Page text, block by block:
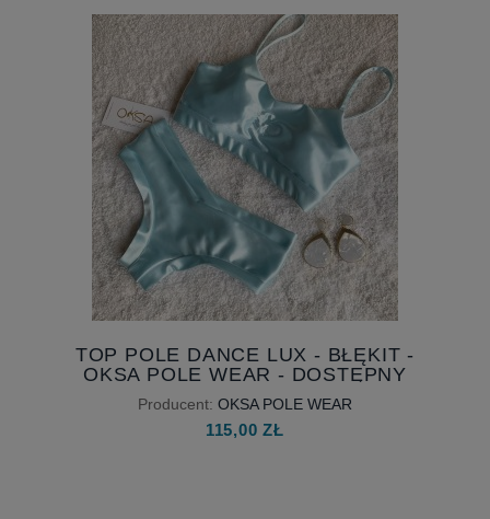
TOP POLE DANCE LUX - BŁĘKIT -
OKSA POLE WEAR - DOSTĘPNY
OD RĘKI
Producent: OKSA POLE WEAR
115,00 ZŁ